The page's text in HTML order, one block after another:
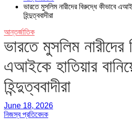
ভারতে মুসলিম নারীদের বিরুদ্ধে কীভাবে
হিন্দুত্ববাদীরা
আন্তর্জাতিক
ভারতে মুসলিম নারীদের
এআইকে হাতিয়ার
হিন্দুত্ববাদীরা
June 18, 2026
নিজস্ব প্রতিবেদক